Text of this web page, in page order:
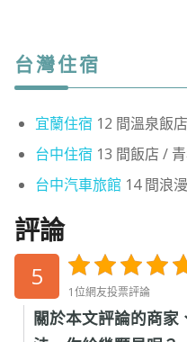
台灣住宿
宜蘭住宿 12 間溫泉飯
台中住宿 13 間飯店 /
台中汽車旅館14 間浪
評論
5
1位網友投票評論
關於本文評論的商家